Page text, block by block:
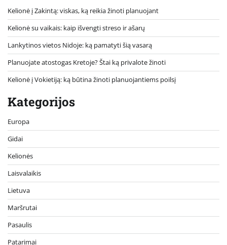
Kelionė į Zakintą: viskas, ką reikia žinoti planuojant
Kelionė su vaikais: kaip išvengti streso ir ašarų
Lankytinos vietos Nidoje: ką pamatyti šią vasarą
Planuojate atostogas Kretoje? Štai ką privalote žinoti
Kelionė į Vokietiją: ką būtina žinoti planuojantiems poilsį
Kategorijos
Europa
Gidai
Kelionės
Laisvalaikis
Lietuva
Maršrutai
Pasaulis
Patarimai